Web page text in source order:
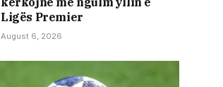
Ligës Premier
August 6, 2026